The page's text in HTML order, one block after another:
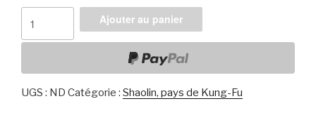
de
de
Ajouter au panier
UGS : ND Catégorie : Shaolin, pays de Kung-Fu